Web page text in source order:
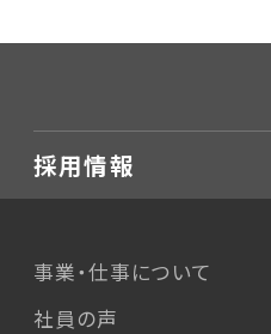
採用情報
事業・仕事について
社員の声